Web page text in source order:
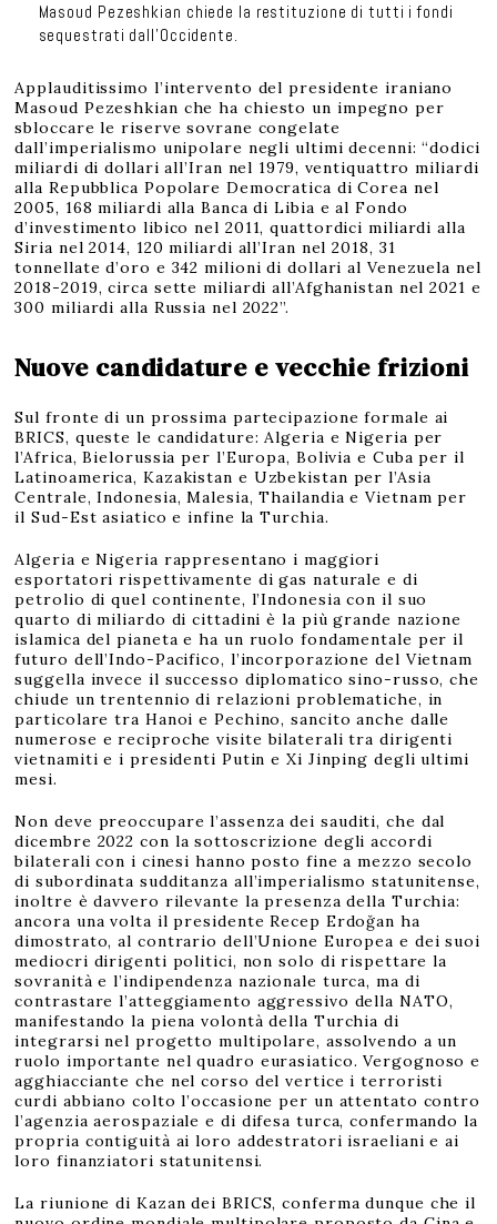
Masoud Pezeshkian chiede la restituzione di tutti i fondi
sequestrati dall’Occidente.
Applauditissimo l’intervento del presidente iraniano
Masoud Pezeshkian che ha chiesto un impegno per
sbloccare le riserve sovrane congelate
dall’imperialismo unipolare negli ultimi decenni: “dodici
miliardi di dollari all’Iran nel 1979, ventiquattro miliardi
alla Repubblica Popolare Democratica di Corea nel
2005, 168 miliardi alla Banca di Libia e al Fondo
d’investimento libico nel 2011, quattordici miliardi alla
Siria nel 2014, 120 miliardi all’Iran nel 2018, 31
tonnellate d’oro e 342 milioni di dollari al Venezuela nel
2018-2019, circa sette miliardi all’Afghanistan nel 2021 e
300 miliardi alla Russia nel 2022”.
Nuove candidature e vecchie frizioni
Sul fronte di un prossima partecipazione formale ai
BRICS, queste le candidature: Algeria e Nigeria per
l’Africa, Bielorussia per l’Europa, Bolivia e Cuba per il
Latinoamerica, Kazakistan e Uzbekistan per l’Asia
Centrale, Indonesia, Malesia, Thailandia e Vietnam per
il Sud-Est asiatico e infine la Turchia.
Algeria e Nigeria rappresentano i maggiori
esportatori rispettivamente di gas naturale e di
petrolio di quel continente, l’Indonesia con il suo
quarto di miliardo di cittadini è la più grande nazione
islamica del pianeta e ha un ruolo fondamentale per il
futuro dell’Indo-Pacifico, l’incorporazione del Vietnam
suggella invece il successo diplomatico sino-russo, che
chiude un trentennio di relazioni problematiche, in
particolare tra Hanoi e Pechino, sancito anche dalle
numerose e reciproche visite bilaterali tra dirigenti
vietnamiti e i presidenti Putin e Xi Jinping degli ultimi
mesi.
Non deve preoccupare l’assenza dei sauditi, che dal
dicembre 2022 con la sottoscrizione degli accordi
bilaterali con i cinesi hanno posto fine a mezzo secolo
di subordinata sudditanza all’imperialismo statunitense,
inoltre è davvero rilevante la presenza della Turchia:
ancora una volta il presidente Recep Erdoğan ha
dimostrato, al contrario dell’Unione Europea e dei suoi
mediocri dirigenti politici, non solo di rispettare la
sovranità e l’indipendenza nazionale turca, ma di
contrastare l’atteggiamento aggressivo della NATO,
manifestando la piena volontà della Turchia di
integrarsi nel progetto multipolare, assolvendo a un
ruolo importante nel quadro eurasiatico. Vergognoso e
agghiacciante che nel corso del vertice i terroristi
curdi abbiano colto l’occasione per un attentato contro
l’agenzia aerospaziale e di difesa turca, confermando la
propria contiguità ai loro addestratori israeliani e ai
loro finanziatori statunitensi.
La riunione di Kazan dei BRICS, conferma dunque che il